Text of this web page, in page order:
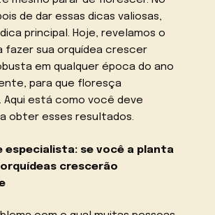
de dar essas dicas valiosas,
principal. Hoje, revelamos o
fazer sua orquídea crescer
em qualquer época do ano
para que floresça
Aqui está como você deve
obter esses resultados.
especialista: se você a planta
orquídeas crescerão